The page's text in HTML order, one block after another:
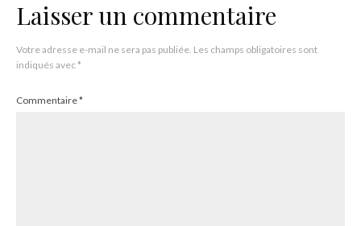
Laisser un commentaire
Votre adresse e-mail ne sera pas publiée. Les champs obligatoires sont
indiqués avec*
Commentaire*